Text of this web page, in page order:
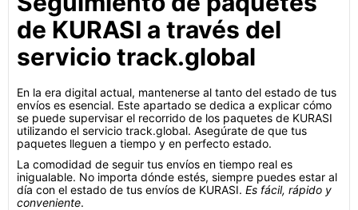
de KURASI a través del
servicio track.global
En la era digital actual, mantenerse al tanto del estado de tus
envíos es esencial. Este apartado se dedica a explicar cómo
se puede supervisar el recorrido de los paquetes de KURASI
utilizando el servicio track.global. Asegúrate de que tus
paquetes lleguen a tiempo y en perfecto estado.
La comodidad de seguir tus envíos en tiempo real es
inigualable. No importa dónde estés, siempre puedes estar al
día con el estado de tus envíos de KURASI. Es fácil, rápido y
conveniente.